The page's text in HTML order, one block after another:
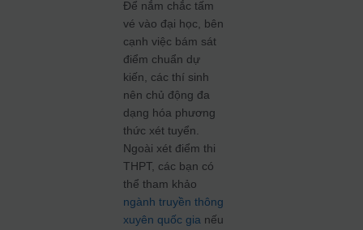
Để nắm chắc tấm
vé vào đại học, bên
cạnh việc bám sát
điểm chuẩn dự
kiến, các thí sinh
nên chủ động đa
dạng hóa phương
thức xét tuyển.
Ngoài xét điểm thi
THPT, các bạn có
thể tham khảo
ngành truyền thông
xuyên quốc gia nếu